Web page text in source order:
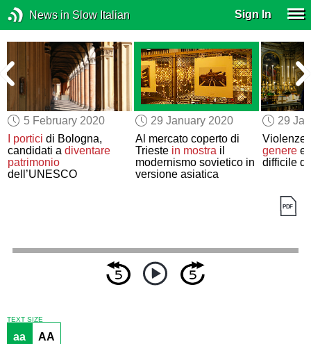
News in Slow Italian Sign In
5 February 2020
I portici di Bologna,
candidati adiventare
patrimonio
dell’UNESCO
29 January 2020
Al mercato coperto di
Trieste in mostrail
modernismo sovietico in
versione asiatica
29
Violenze,
generee
difficile
TEXT SIZE
aa AA